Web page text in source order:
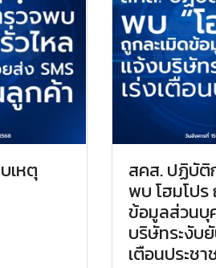
เหตุ สคส. ปฏิบัติ
พบ โฮมโปร
ข้อมูลส่วนบุ
บริษัทระงับ
เตือนประชา